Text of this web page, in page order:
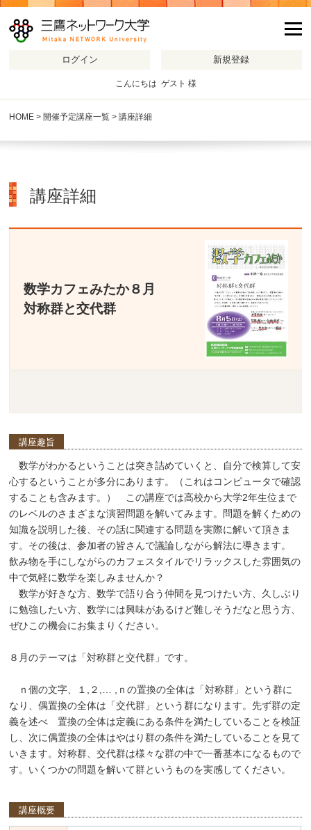
こんにちは ゲスト 様
HOME > 開催予定講座一覧 > 講座詳細
講座詳細
数学カフェみたか８月
対称群と交代群
講座趣旨
数学がわかるということは突き詰めていくと、自分で検算して安
心するということが多分にあります。（これはコンピュータで確認
することも含みます。） この講座では高校から大学2年生位まで
のレベルのさまざまな演習問題を解いてみます。問題を解くための
知識を説明した後、その話に関連する問題を実際に解いて頂きま
す。その後は、参加者の皆さんで議論しながら解法に導きます。
飲み物を手にしながらのカフェスタイルでリラックスした雰囲気の
中で気軽に数学を楽しみませんか？
数学が好きな方、数学で語り合う仲間を見つけたい方、久しぶり
に勉強したい方、数学には興味があるけど難しそうだなと思う方、
ぜひこの機会にお集まりください。
８月のテーマは「対称群と交代群」です。
ｎ個の文字、１,２,… ,ｎの置換の全体は「対称群」という群に
なり、偶置換の全体は「交代群」という群になります。先ず群の定
義を述べ 置換の全体は定義にある条件を満たしていることを検証
し、次に偶置換の全体はやはり群の条件を満たしていることを見て
いきます。対称群、交代群は様々な群の中で一番基本になるもので
す。いくつかの問題を解いて群というものを実感してください。
講座概要